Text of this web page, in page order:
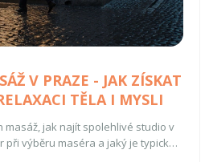
V PRAZE - JAK ZÍSKAT
TĚLA I MYSLI
masáž, jak najít spolehlivé studio v
při výběru maséra a jaký je typický